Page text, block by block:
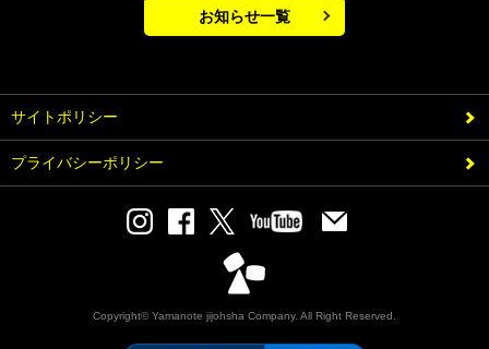
お知らせ一覧
サイトポリシー
プライバシーポリシー
Copyright© Yamanote jijohsha Company. All Right Reserved.